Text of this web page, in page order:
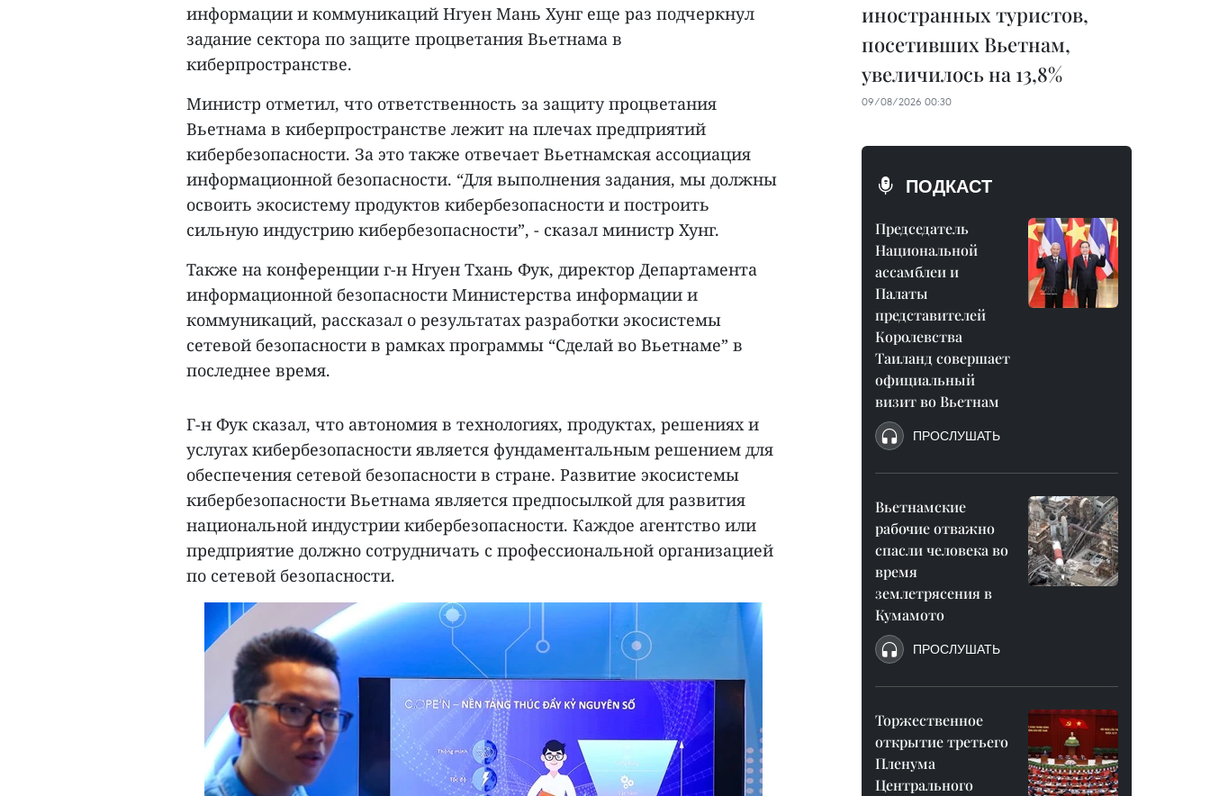
информации и коммуникаций Нгуен Мань Хунг еще раз подчеркнул
задание сектора по защите процветания Вьетнама в
киберпространстве.
Министр отметил, что ответственность за защиту процветания
Вьетнама в киберпространстве лежит на плечах предприятий
кибербезопасности. За это также отвечает Вьетнамская ассоциация
информационной безопасности. “Для выполнения задания, мы должны
освоить экосистему продуктов кибербезопасности и построить
сильную индустрию кибербезопасности”, - сказал министр Хунг.
Также на конференции г-н Нгуен Тхань Фук, директор Департамента
информационной безопасности Министерства информации и
коммуникаций, рассказал о результатах разработки экосистемы
сетевой безопасности в рамках программы “Сделай во Вьетнаме” в
последнее время.
Г-н Фук сказал, что автономия в технологиях, продуктах, решениях и
услугах кибербезопасности является фундаментальным решением для
обеспечения сетевой безопасности в стране. Развитие экосистемы
кибербезопасности Вьетнама является предпосылкой для развития
национальной индустрии кибербезопасности. Каждое агентство или
предприятие должно сотрудничать с профессиональной организацией
по сетевой безопасности.
иностранных туристов,
посетивших Вьетнам,
увеличилось на 13,8%
09/08/2026 00:30
ПОДКАСТ
Председатель
Национальной
ассамблеи и
Палаты
представителей
Королевства
Таиланд совершает
официальный
визит во Вьетнам
ПРОСЛУШАТЬ
Вьетнамские
рабочие отважно
спасли человека во
время
землетрясения в
Кумамото
ПРОСЛУШАТЬ
Торжественное
открытие третьего
Пленума
Центрального